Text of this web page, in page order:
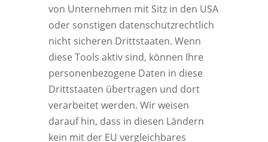
von Unternehmen mit Sitz in den USA
oder sonstigen datenschutzrechtlich
nicht sicheren Drittstaaten. Wenn
diese Tools aktiv sind, können Ihre
personenbezogene Daten in diese
Drittstaaten übertragen und dort
verarbeitet werden. Wir weisen
darauf hin, dass in diesen Ländern
kein mit der EU vergleichbares